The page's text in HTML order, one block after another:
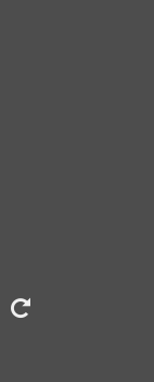
